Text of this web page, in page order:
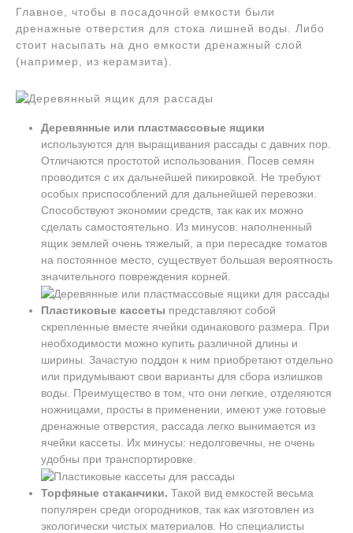
Главное, чтобы в посадочной емкости были
дренажные отверстия для стока лишней воды. Либо
стоит насыпать на дно емкости дренажный слой
(например, из керамзита).
Деревянные или пластмассовые ящики
используются для выращивания рассады с давних пор.
Отличаются простотой использования. Посев семян
проводится с их дальнейшей пикировкой. Не требуют
особых приспособлений для дальнейшей перевозки.
Способствуют экономии средств, так как их можно
сделать самостоятельно. Из минусов: наполненный
ящик землей очень тяжелый, а при пересадке томатов
на постоянное место, существует большая вероятность
значительного повреждения корней.
Пластиковые кассеты представляют собой
скрепленные вместе ячейки одинакового размера. При
необходимости можно купить различной длины и
ширины. Зачастую поддон к ним приобретают отдельно
или придумывают свои варианты для сбора излишков
воды. Преимущество в том, что они легкие, отделяются
ножницами, просты в применении, имеют уже готовые
дренажные отверстия, рассада легко вынимается из
ячейки кассеты. Их минусы: недолговечны, не очень
удобны при транспортировке.
Торфяные стаканчики. Такой вид емкостей весьма
популярен среди огородников, так как изготовлен из
экологически чистых материалов. Но специалисты